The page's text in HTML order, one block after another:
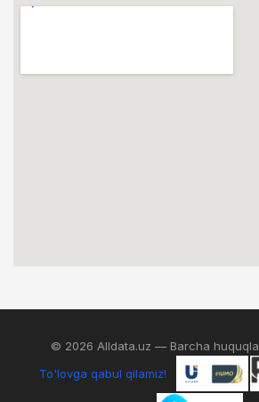
© 2026 Alldata.uz — Barcha
To'lovga qabul qilamiz!